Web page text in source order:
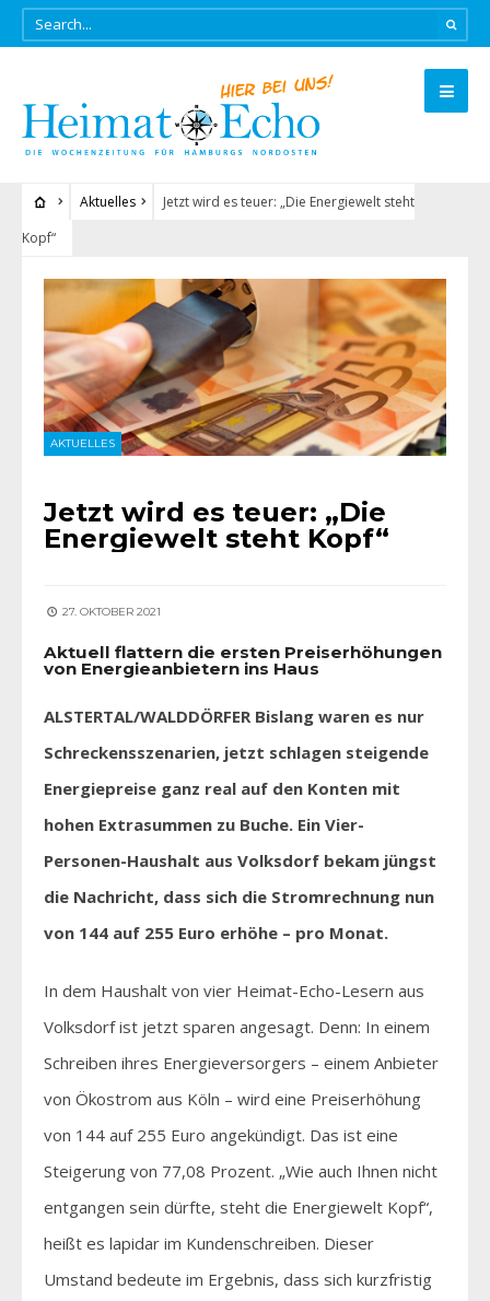
Aktuelles
Jetzt wird es teuer: „Die Energiewelt steht
Kopf“
AKTUELLES
Jetzt wird es teuer: „Die
Energiewelt steht Kopf“
27. OKTOBER 2021
Aktuell flattern die ersten Preiserhöhungen
von Energieanbietern ins Haus
ALSTERTAL/WALDDÖRFER Bislang waren es nur
Schreckensszenarien, jetzt schlagen steigende
Energiepreise ganz real auf den Konten mit
hohen Extrasummen zu Buche. Ein Vier-
Personen-Haushalt aus Volksdorf bekam jüngst
die Nachricht, dass sich die Stromrechnung nun
von 144 auf 255 Euro erhöhe – pro Monat.
In dem Haushalt von vier Heimat-Echo-Lesern aus
Volksdorf ist jetzt sparen angesagt. Denn: In einem
Schreiben ihres Energieversorgers – einem Anbieter
von Ökostrom aus Köln – wird eine Preiserhöhung
von 144 auf 255 Euro angekündigt. Das ist eine
Steigerung von 77,08 Prozent. „Wie auch Ihnen nicht
entgangen sein dürfte, steht die Energiewelt Kopf“,
heißt es lapidar im Kundenschreiben. Dieser
Umstand bedeute im Ergebnis, dass sich kurzfristig